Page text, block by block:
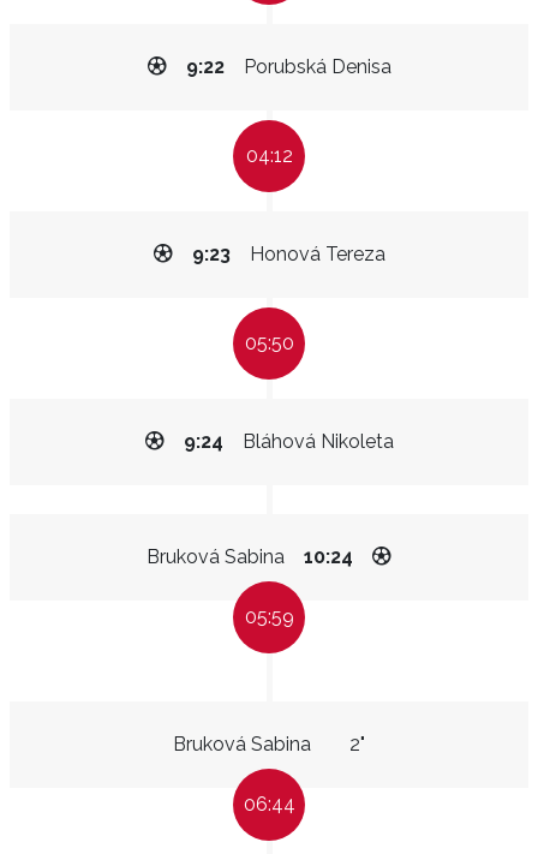
Porubská Denisa
9:22
04:12
Honová Tereza
9:23
05:50
Bláhová Nikoleta
9:24
Bruková Sabina 10:24
05:59
Bruková Sabina 2"
06:44